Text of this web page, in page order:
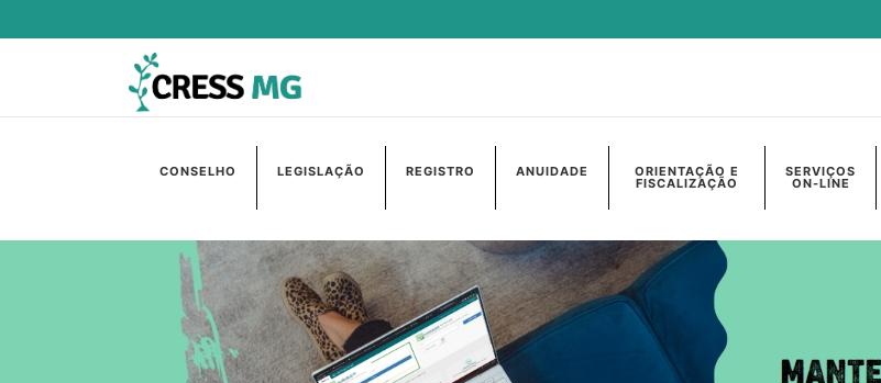
CONSELHO LEGISLAÇÃO REGISTRO ANUIDADE ORIENTAÇÃO E
FISCALIZAÇÃO
SERVIÇOS
ON-LINE